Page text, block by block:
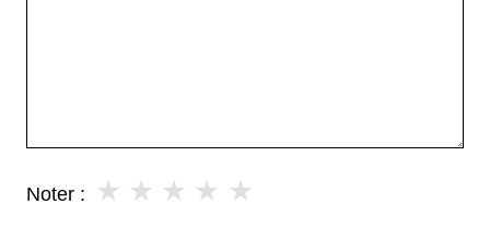
Noter : ★
★
★
★
★